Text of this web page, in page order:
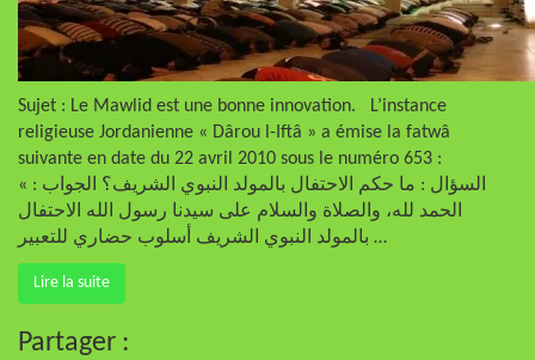
Sujet : Le Mawlid est une bonne innovation. L’instance
religieuse Jordanienne « Dârou l-Iftâ » a émise la fatwâ
suivante en date du 22 avril 2010 sous le numéro 653 :
« السؤال : ما حكم الاحتفال بالمولد النبوي الشريف؟ الجواب :
الحمد لله، والصلاة والسلام على سيدنا رسول الله الاحتفال
بالمولد النبوي الشريف أسلوب حضاري للتعبير …
Lire la suite
Partager :